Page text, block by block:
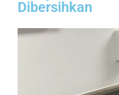
Dibersihkan